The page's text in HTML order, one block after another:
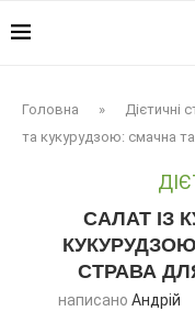
Головна » Дієтичні
та кукурудзою: смачна
САЛАТ ІЗ
СТРАВА
написано Андрій